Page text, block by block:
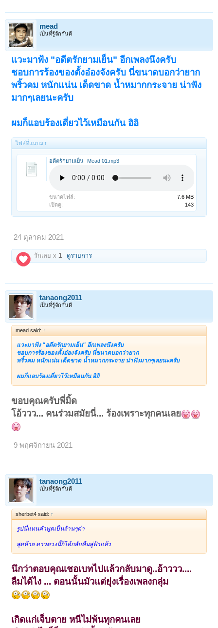
mead
เป็นที่รู้จักกันดี
แวะมาฟ้ง "อดีตรักยามเย็น" อีกเพลงนึงครับ
ชอบการร้องของตั้งอ๋องจังครับ นี่ขนาดบอกว่ายาก
พริ้วคม หนักแน่น เด็ดขาด น้ำหมากกระจาย น่าฟัง
มากๆเลยนะครับ
ผมก็แอบร้องเดี่ยวไว้เหมือนกัน อิอิ
ไฟล์ที่แนบมา:
อดีตรักยามเย็น- Mead 01.mp3
ขนาดไฟล์:
7.6 MB
เปิดดู:
143
24 ตุลาคม 2021
รักเลย x1 ดูรายการ
tanaong2011
เป็นที่รู้จักกันดี
mead said: ↑
แวะมาฟ้ง "อดีตรักยามเย็น" อีกเพลงนึงครับ
ชอบการร้องของตั้งอ๋องจังครับ นี่ขนาดบอกว่ายาก
พริ้วคม หนักแน่น เด็ดขาด น้ำหมากกระจาย น่าฟังมากๆเลยนะครับ
ผมก็แอบร้องเดี่ยวไว้เหมือนกัน อิอิ
ขอบคุณครับพี่มิ้ด
โอ้ววว... คนร่วมสมัยนี่... ร้องเพราะทุกคนเลย
9 พฤศจิกายน 2021
tanaong2011
เป็นที่รู้จักกันดี
sherbet4 said: ↑
รูปนี้แทนคำพูดเป็นล้านๆคำ
สุดท้าย ดาวดวงนี้ก็ได้กลับคืนสู่ฟ้าแล้ว
นึกว่าตอบคุณเชอเบทไปแล้วกลับมาดู..อ้าววว....
ลืมได้ไง ... ตอนนั้นมัวแต่ยุ่งเรื่องเพลงกลุ่ม
เกิดแก่เจ็บตาย หนีไม่พ้นทุกคนเลย